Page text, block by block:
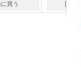
一緒に買う